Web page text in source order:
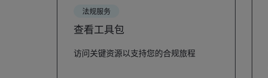
法规服务
查看工具包
访问关键资源以支持您的合规旅程